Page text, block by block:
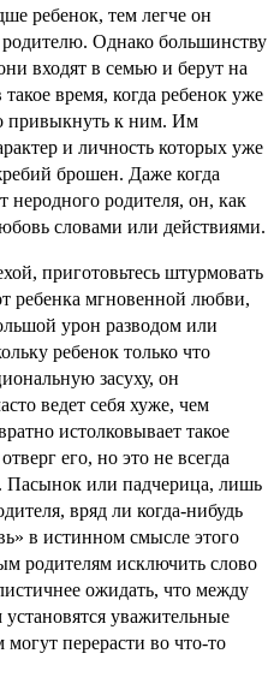
ребенок, тем легче он
Однако большинству
входят в семью и берут на
время, когда ребенок уже
привыкнуть к ним. Им
и личность которых уже
брошен. Даже когда
неродного родителя, он, как
словами или действиями.
приготовьтесь штурмовать
ребенка мгновенной любви,
урон разводом или
ребенок только что
засуху, он
ведет себя хуже, чем
истолковывает такое
его, но это не всегда
Пасынок или падчерица, лишь
вряд ли когда-нибудь
в истинном смысле этого
родителям исключить слово
ожидать, что между
уважительные
перерасти во что-то